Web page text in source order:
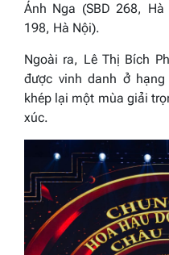
Ánh Nga (SBD 268,
198, Hà Nội).
Ngoài ra, Lê Thị Bích
được vinh danh ở
khép lại một mùa giải
xúc.